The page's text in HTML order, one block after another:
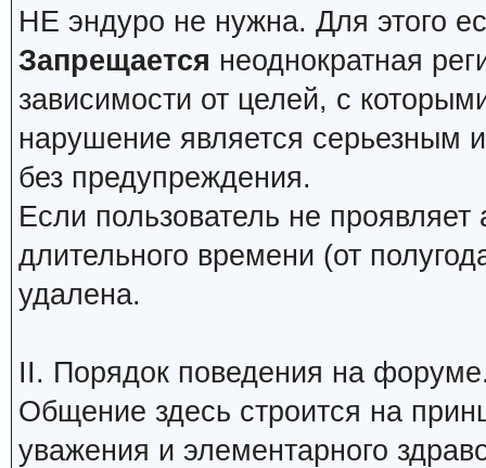
НЕ эндуро не нужна. Для этого
Запрещается неоднократная
зависимости от целей, с
нарушение является серьезным
без предупреждения.
Если пользователь не
длительного времени (от
удалена.
II. Порядок поведения на
Общение здесь строится на
уважения и элементарного